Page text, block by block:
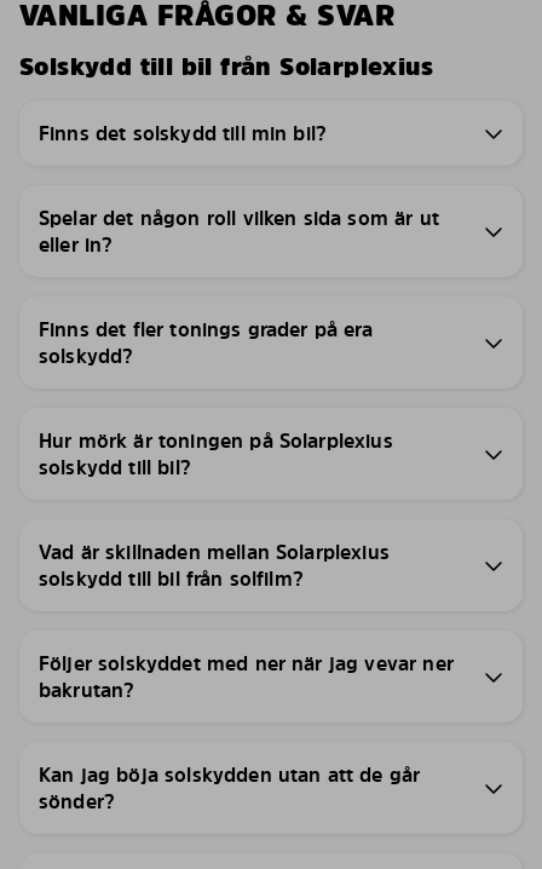
VANLIGA FRÅGOR & SVAR
Solskydd till bil från Solarplexius
Finns det solskydd till min bil?
Spelar det någon roll vilken sida som är ut
eller in?
Finns det fler tonings grader på era
solskydd?
Hur mörk är toningen på Solarplexius
solskydd till bil?
Vad är skillnaden mellan Solarplexius
solskydd till bil från solfilm?
Följer solskyddet med ner när jag vevar ner
bakrutan?
Kan jag böja solskydden utan att de går
sönder?